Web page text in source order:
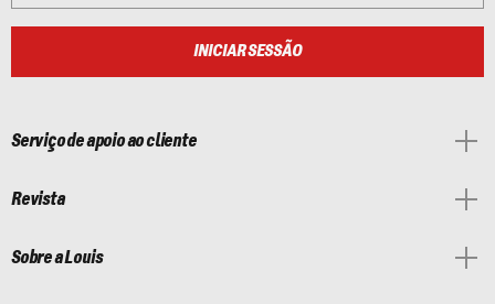
INICIAR SESSÃO
Serviço de apoio ao cliente
Revista
Sobre a Louis